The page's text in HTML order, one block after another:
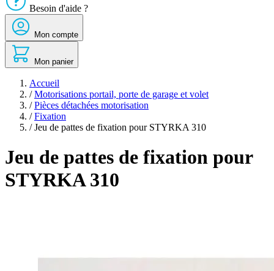
-
économie
d'énergie
Sécurité
Confort
de
maison
Seconde
vie
Bons
plans
Besoin d'aide ?
Mon compte
Mon panier
Accueil
/ Motorisations portail, porte de garage et volet
/ Pièces détachées motorisation
/ Fixation
/ Jeu de pattes de fixation pour STYRKA 310
Jeu de pattes de fixation pour
STYRKA 310